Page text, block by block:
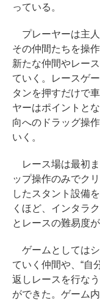
っている。
プレーヤーは主
その仲間たちを操
新たな仲間やレー
ていく。レースゲ
タンを押すだけで
ヤーはポイントと
向へのドラッグ操
いく。
レース場は最初ま
ップ操作のみでク
したスタント設備
くほど、インタラ
とレースの難易度
ゲームとしてはシ
ていく仲間や、“自
返しレースを行な
ができた。ゲーム